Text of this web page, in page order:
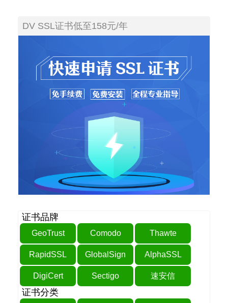
DV SSL证书低至158元/年
证书品牌
GeoTrust Comodo Thawte
RapidSSL GlobalSign AlphaSSL
DigiCert Sectigo 速安信
证书分类